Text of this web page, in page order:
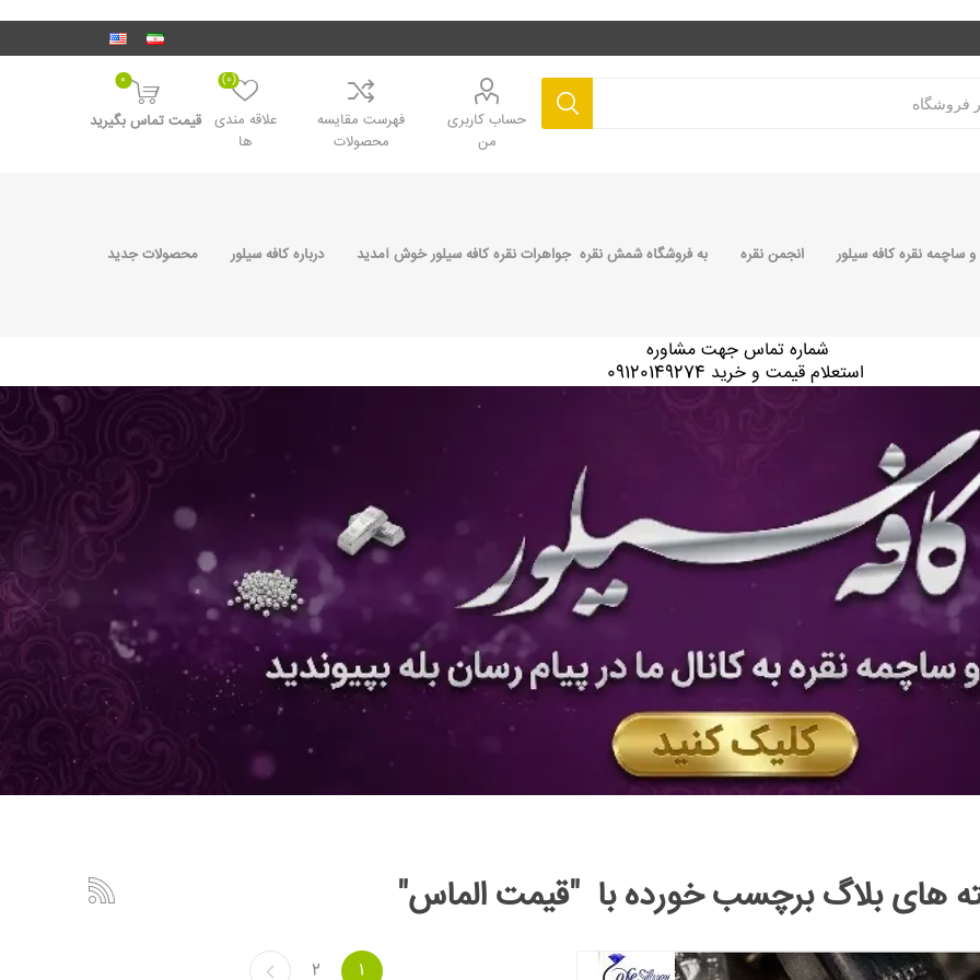
حساب کاربری
من
فهرست مقایسه
محصولات
علاقه مندی
ها
(0)
0
قیمت تماس بگیرید
ساچمه نقره کافه سیلور انجمن نقره به فروشگاه شمش نقره جواهرات نقره کافه سیلور خوش آمدید درباره کافه سیلور محصولات جدید
شماره تماس جهت مشاوره
استعلام قیمت و خرید 09120149274
های بلاگ برچسب خورده با "قیمت الماس"
1
2